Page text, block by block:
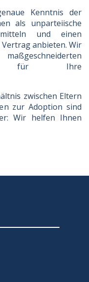
Kenntnis der
als unparteiische
und einen
anbieten. Wir
für Ihre
zwischen Eltern
zur Adoption sind
Wir helfen Ihnen